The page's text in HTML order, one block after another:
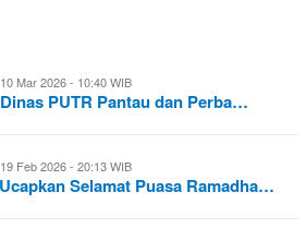
10 Mar 2026 - 10:40 WIB
PUTR Pantau dan Perba…
19 Feb 2026 - 20:13 WIB
Selamat Puasa Ramadha…